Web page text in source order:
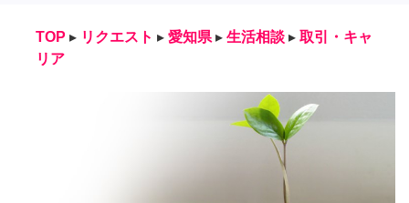
TOP ▸ リクエスト ▸ 愛知県 ▸ 生活相談 ▸ 取引・キャ
リア